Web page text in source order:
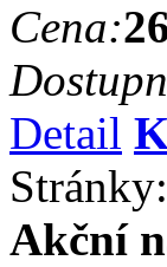
Cena:
Detail
Stránky:
Akční